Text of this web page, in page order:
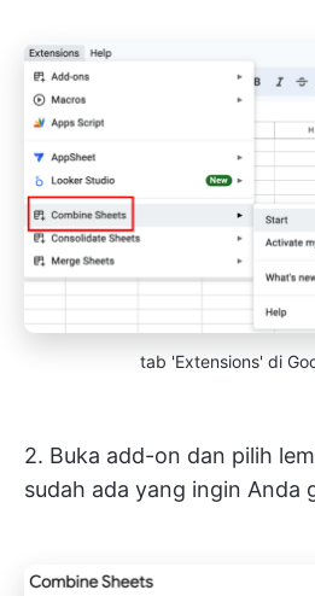
tab 'Extensions' di
2. Buka add-on dan pilih
sudah ada yang ingin Anda